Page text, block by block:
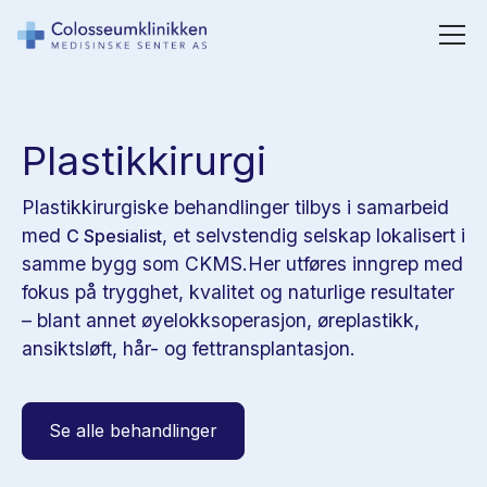
Plastikkirurgi
Plastikkirurgiske behandlinger tilbys i samarbeid
med C Spesialist, et selvstendig selskap lokalisert i
samme bygg som CKMS.Her utføres inngrep med
fokus på trygghet, kvalitet og naturlige resultater
– blant annet øyelokksoperasjon, øreplastikk,
ansiktsløft, hår- og fettransplantasjon.
Se alle behandlinger